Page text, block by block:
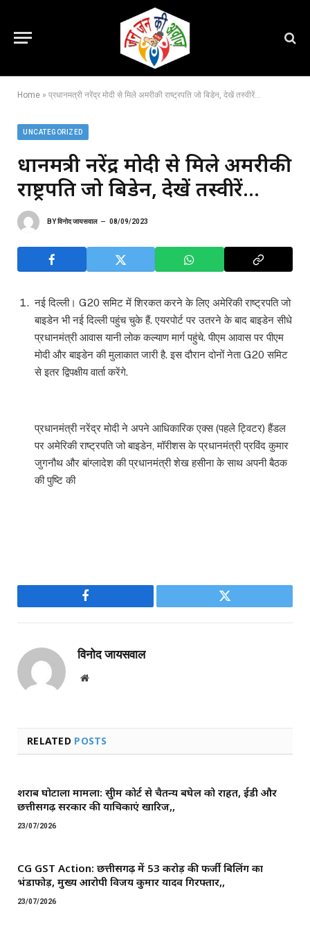
Home » प्रधानमत्री नरेंद्र मोदी से मिले अमरीकी राष्ट्रपति जो बिडेन, देखें तस्वीरें…
UNCATEGORIZED
प्रधानमत्री नरेंद्र मोदी से मिले अमरीकी
राष्ट्रपति जो बिडेन, देखें तस्वीरें…
BYविनोद जायसवाल 08/09/2023
नई दिल्ली। G20 समिट में शिरकत करने के लिए अमेरिकी राष्ट्रपति जो
बाइडेन भी नई दिल्ली पहुंच चुके हैं. एयरपोर्ट पर उतरने के बाद बाइडेन सीधे
प्रधानमंत्री आवास यानी लोक कल्याण मार्ग पहुंचे. पीएम आवास पर पीएम
मोदी और बाइडेन की मुलाकात जारी है. इस दौरान दोनों नेता G20 समिट
से इतर द्विपक्षीय वार्ता करेंगे.
प्रधानमंत्री नरेंद्र मोदी ने अपने आधिकारिक एक्स (पहले ट्विटर) हैंडल
पर अमेरिकी राष्ट्रपति जो बाइडेन, मॉरीशस के प्रधानमंत्री प्रविंद कुमार
जुगनौथ और बांग्लादेश की प्रधानमंत्री शेख हसीना के साथ अपनी बैठक
की पुष्टि की
Facebook Twitter
विनोद जायसवाल
Website
RELATED POSTS
शराब घोटाला मामला: सुप्रीम कोर्ट से चैतन्य बघेल को राहत, ईडी और
छत्तीसगढ़ सरकार की याचिकाएं खारिज,,
23/07/2026
CG GST Action: छत्तीसगढ़ में 53 करोड़ की फर्जी बिलिंग का
भंडाफोड़, मुख्य आरोपी विजय कुमार यादव गिरफ्तार,,
23/07/2026